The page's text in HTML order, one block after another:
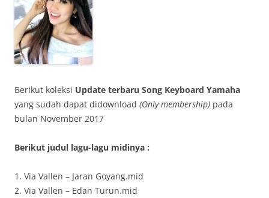
Berikut koleksi Update terbaru Song Keyboard Yamaha
yang sudah dapat didownload (Only membership) pada
bulan November 2017
Berikut judul lagu-lagu midinya :
1. Via Vallen – Jaran Goyang.mid
2. Via Vallen – Edan Turun.mid